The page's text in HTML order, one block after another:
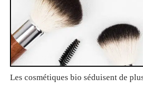
Les cosmétiques bio séduisent de